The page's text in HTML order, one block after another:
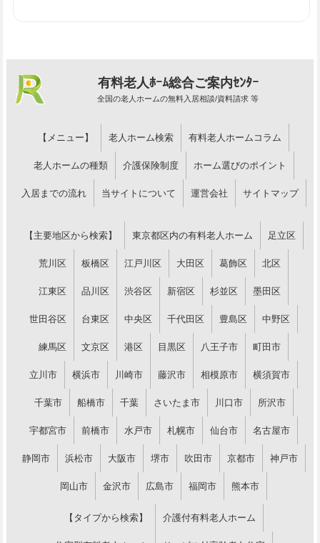
有料老人ﾎｰﾑ総合ご案内ｾﾝﾀｰ
全国の老人ホームの無料入居相談/資料請求 等
【メニュー】 老人ホーム検索 有料老人ホームコラム
老人ホームの種類 介護保険制度 ホーム選びのポイント
入居までの流れ 当サイトについて 運営会社 サイトマップ
【主要地区から検索】 東京都区内の有料老人ホーム 足立区
荒川区 板橋区 江戸川区 大田区 葛飾区 北区
江東区 品川区 渋谷区 新宿区 杉並区 墨田区
世田谷区 台東区 中央区 千代田区 豊島区 中野区
練馬区 文京区 港区 目黒区 八王子市 町田市
立川市 横浜市 川崎市 藤沢市 相模原市 横須賀市
千葉市 船橋市 千葉 さいたま市 川口市 所沢市
宇都宮市 前橋市 水戸市 札幌市 仙台市 名古屋市
静岡市 浜松市 大阪市 堺市 吹田市 京都市 神戸市
岡山市 金沢市 広島市 福岡市 熊本市
【タイプから検索】 介護付有料老人ホーム